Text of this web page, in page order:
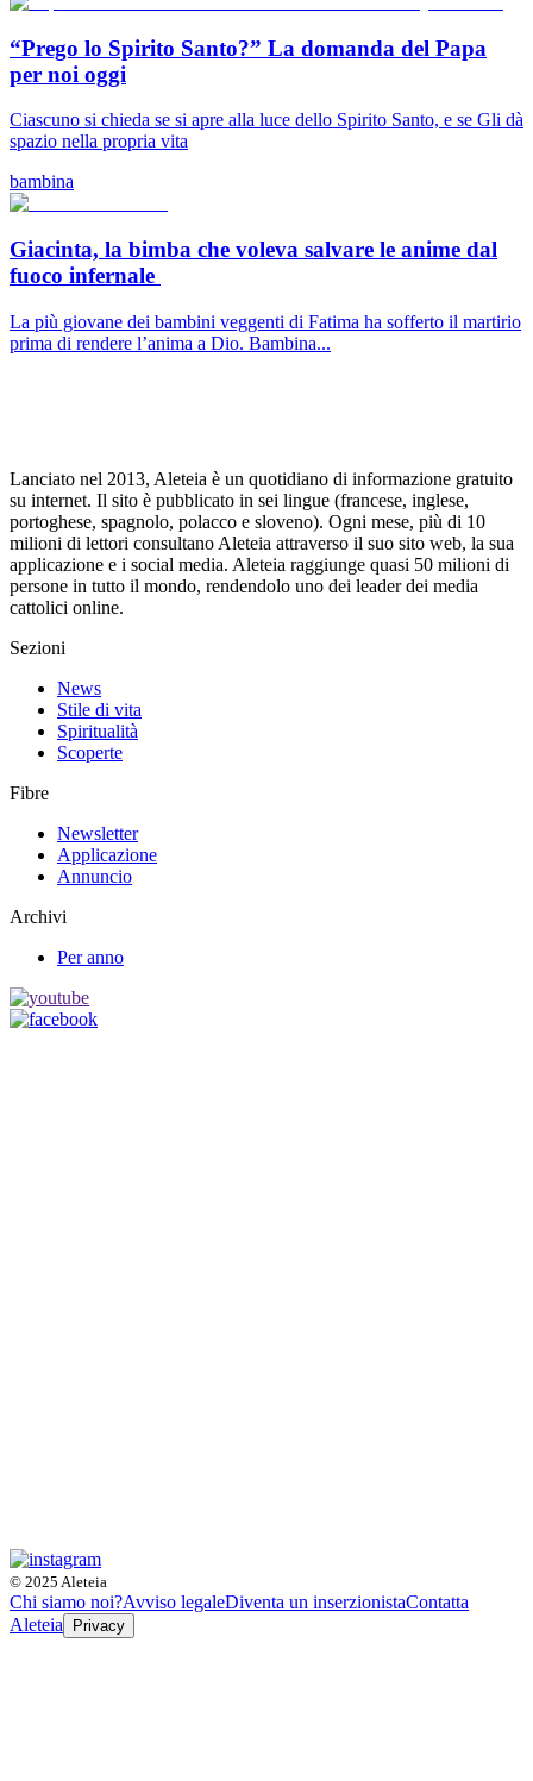
“Prego lo Spirito Santo?” La domanda del Papa
per noi oggi
Ciascuno si chieda se si apre alla luce dello Spirito Santo, e se Gli dà
spazio nella propria vita
bambina
Giacinta, la bimba che voleva salvare le anime dal
fuoco infernale
La più giovane dei bambini veggenti di Fatima ha sofferto il martirio
prima di rendere l’anima a Dio. Bambina...
Lanciato nel 2013, Aleteia è un quotidiano di informazione gratuito
su internet. Il sito è pubblicato in sei lingue (francese, inglese,
portoghese, spagnolo, polacco e sloveno). Ogni mese, più di 10
milioni di lettori consultano Aleteia attraverso il suo sito web, la sua
applicazione e i social media. Aleteia raggiunge quasi 50 milioni di
persone in tutto il mondo, rendendolo uno dei leader dei media
cattolici online.
Sezioni
News
Stile di vita
Spiritualità
Scoperte
Fibre
Newsletter
Applicazione
Annuncio
Archivi
Per anno
© 2025 Aleteia
Chi siamo noi?Avviso legaleDiventa un inserzionistaContatta
Aleteia
Privacy